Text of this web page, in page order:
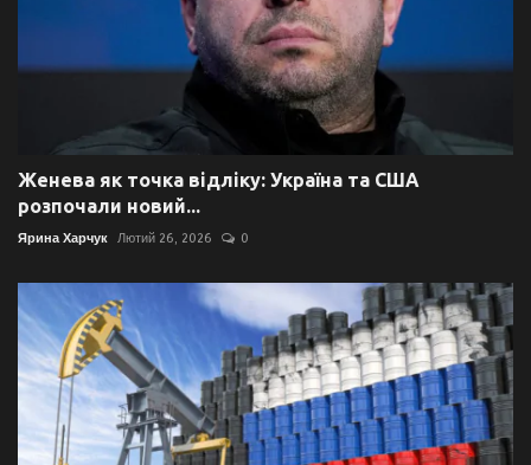
Женева як точка відліку: Україна та США
розпочали новий...
Ярина Харчук Лютий 26, 2026 0